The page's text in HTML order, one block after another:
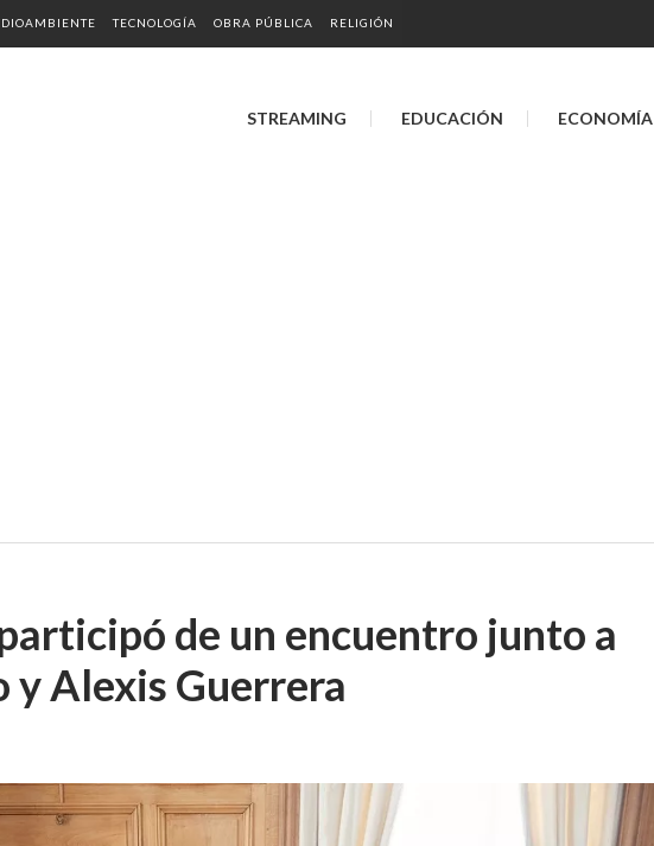
TECNOLOGÍA OBRA PÚBLICA RELIGIÓN
STREAMING EDUCACIÓN ECONOMÍA
de un encuentro junto a
y Alexis Guerrera